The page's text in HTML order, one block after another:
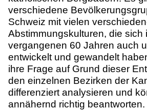
verschiedene
Schweiz mit vielen
Abstimmungskulturen, die sich
vergangenen 60 Jahren auch
entwickelt und gewandelt
ihre Frage auf Grund dieser
den einzelnen Bezirken der
differenziert analysieren und
annähernd richtig beantworten.